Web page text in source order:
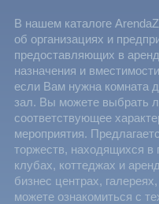
В нашем каталоге
об организациях и
предоставляющих в
назначения и
если Вам нужна комната
зал. Вы можете выбрать
соответствующее
мероприятия.
торжеств, находящихся в
клубах, коттеджах и
бизнес центрах,
можете ознакомиться с